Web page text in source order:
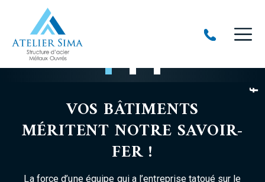
Aller au contenu principal
VOS BÂTIMENTS
MÉRITENT NOTRE SAVOIR-
FER !
La force d’une équipe qui a l’entreprise tatoué sur le